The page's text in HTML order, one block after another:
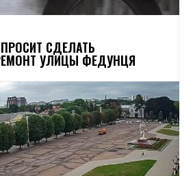
СДЕЛАТЬ
УЛИЦЫ ФЕДУНЦЯ